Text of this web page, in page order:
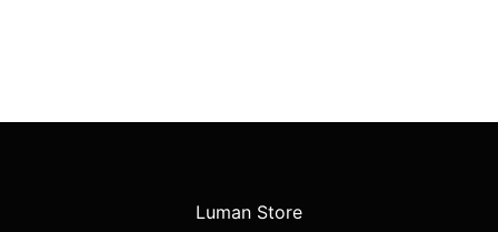
Luman Store